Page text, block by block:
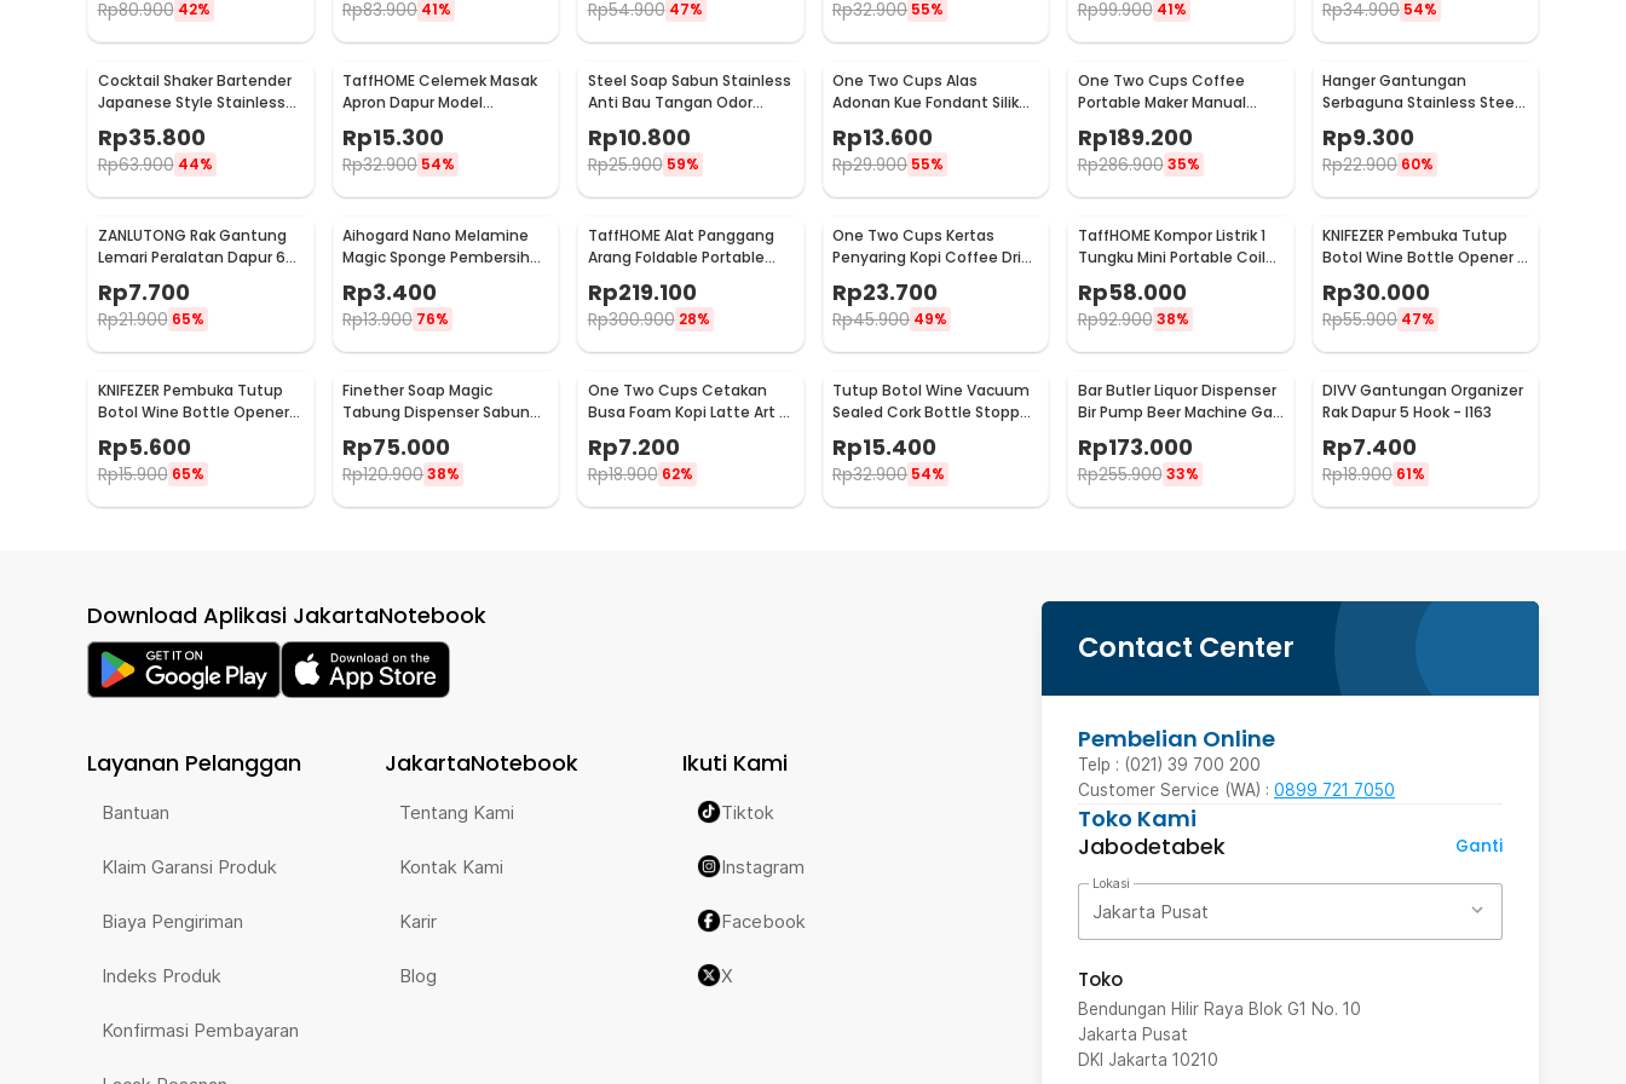
Rp80.900 42% Rp83.900 41% Rp54.900 47% Rp32.900 55% Rp99.900 41% Rp34.900 54%
Cocktail Shaker Bartender
Japanese Style Stainless
Steel 200ml
Rp35.800
Rp63.900 44%
TaffHOME Celemek Masak
Apron Dapur Model
Kantong Pola Spatula -
JJ41
Rp15.300
Rp32.900 54%
Steel Soap Sabun Stainless
Anti Bau Tangan Odor
Remove - HW071
Rp10.800
Rp25.900 59%
One Two Cups Alas
Adonan Kue Fondant Silikon
Baking Mat Anti Slip -
JJ3873
Rp13.600
Rp29.900 55%
One Two Cups Coffee
Portable Maker Manual
Hand Press Espresso 300ml
- T35066
Rp189.200
Rp286.900 35%
Hanger Gantungan
Serbaguna Stainless Steel
10 PCS - M127105
Rp9.300
Rp22.900 60%
ZANLUTONG Rak Gantung
Lemari Peralatan Dapur 6
Rp7.700
Rp21.900 65%
Aihogard Nano Melamine
Magic Sponge Pembersih
Karat Besi - CW62
Rp3.400
Rp13.900 76%
TaffHOME Alat Panggang
Arang Foldable Portable
HWSK77
Rp219.100
Rp300.900 28%
One Two Cups Kertas
Penyaring Kopi Coffee Drip
Bag Paper Filter 50PCS -
T111
Rp23.700
Rp45.900 49%
TaffHOME Kompor Listrik 1
Tungku Mini Portable Coil
Hot Plate 500W - C1-1000-
03
Rp58.000
Rp92.900 38%
KNIFEZER Pembuka Tutup
Botol Wine Bottle Opener -
TYK-074B
Rp30.000
Rp55.900 47%
KNIFEZER Pembuka Tutup
Botol Wine Bottle Opener
Stainless Steel - WS01
Rp5.600
Rp15.900 65%
Finether Soap Magic
Tabung Dispenser Sabun
Rp75.000
Rp120.90038%
One Two Cups Cetakan
Busa Foam Kopi Latte Art 16
Rp7.200
Rp18.900 62%
Tutup Botol Wine Vacuum
Sealed Cork Bottle Stopper
Rp15.400
Rp32.900 54%
Bar Butler Liquor Dispenser
Bir Pump Beer Machine Gas
Station 900ml - P-36
Rp173.000
Rp255.900 33%
DIVV Gantungan Organizer
Rak Dapur 5 Hook - I163
Rp7.400
Rp18.900 61%
Contact Center
Pembelian Online
Telp : (021) 39 700 200
Customer Service (WA) : 0899 721 7050
Toko Kami
Jabodetabek
Ganti
Lokasi
Jakarta Pusat
Toko
Bendungan Hilir Raya Blok G1 No. 10
Jakarta Pusat
DKI Jakarta 10210
Download Aplikasi JakartaNotebook
Layanan Pelanggan
Bantuan
Klaim Garansi Produk
Biaya Pengiriman
Indeks Produk
Konfirmasi Pembayaran
JakartaNotebook
Tentang Kami
Kontak Kami
Karir
Blog
Ikuti Kami
Tiktok
Instagram
Facebook
X